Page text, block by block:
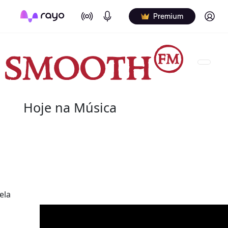
On Air Podcasts Premium Log in
Hoje na Música